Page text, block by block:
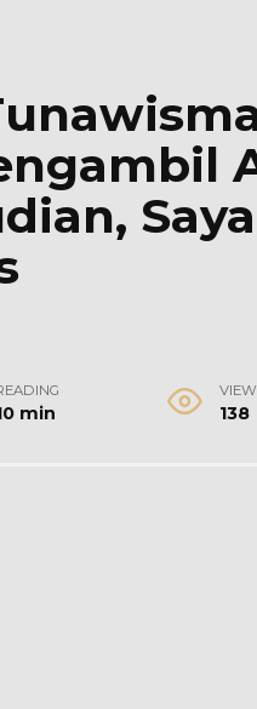
min 138